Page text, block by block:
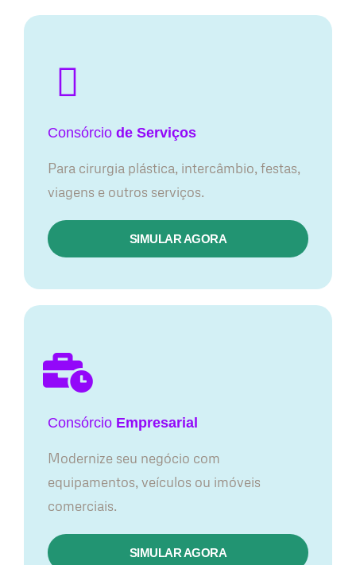
Consórcio de Serviços
Para cirurgia plástica, intercâmbio, festas,
viagens e outros serviços.
SIMULAR AGORA
Consórcio Empresarial
Modernize seu negócio com
equipamentos, veículos ou imóveis
comerciais.
SIMULAR AGORA